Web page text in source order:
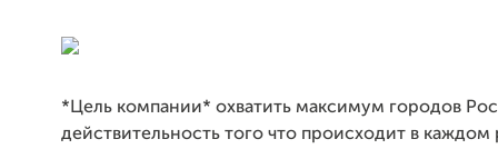
*Цель компании* охватить максимум городов
действительность того что происходит в каждом